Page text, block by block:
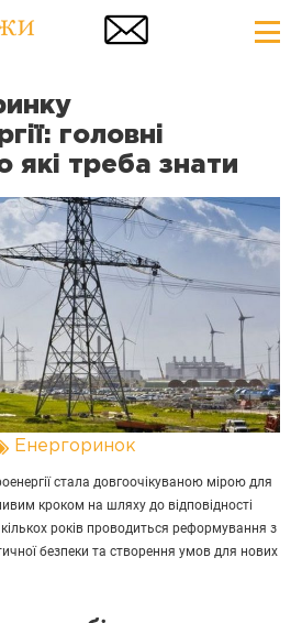
головні
які треба знати
Енергоринок
стала довгоочікуваною мірою для
кроком на шляху до відповідності
років проводиться реформування з
безпеки та створення умов для нових